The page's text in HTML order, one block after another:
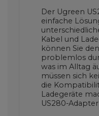
Der Ugreen
einfache
Kabel und
können Sie
problemlos
was im Alltag
müssen sich
die
Ladegeräte
US280-